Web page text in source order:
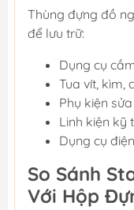
Thùng đựng đồ
để lưu trữ:
Dụng cụ
Tua vít, kìm,
Phụ kiện
Linh kiện kỹ
Dụng cụ
So Sánh
Với Hộp